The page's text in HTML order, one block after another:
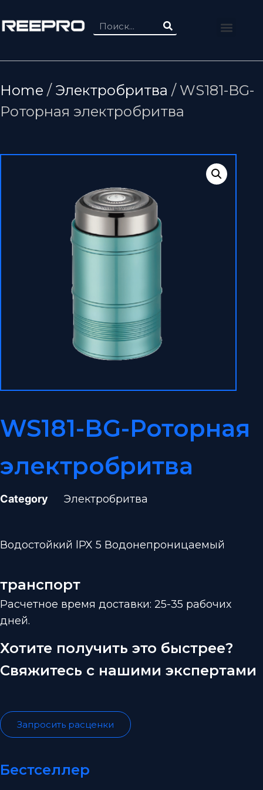
Home / Электробритва / WS181-BG-
Роторная электробритва
WS181-BG-Роторная
электробритва
Category Электробритва
Водостойкий lPX 5 Водонепроницаемый
транспорт
Расчетное время доставки: 25-35 рабочих
дней.
Хотите получить это быстрее?
Свяжитесь с нашими экспертами
Запросить расценки
Бестселлер